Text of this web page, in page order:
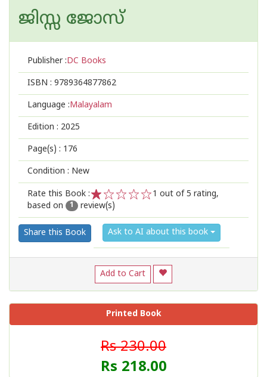
ജിസ്സ ജോസ്
Publisher :DC Books
ISBN : 9789364877862
Language :Malayalam
Edition : 2025
Page(s) : 176
Condition : New
Rate this Book :
2
1
1 out of 5 rating,
based on
1 review(s)
Share this Book Ask to AI about this book
Add to Cart
Printed Book
Rs 230.00
Rs 218.00